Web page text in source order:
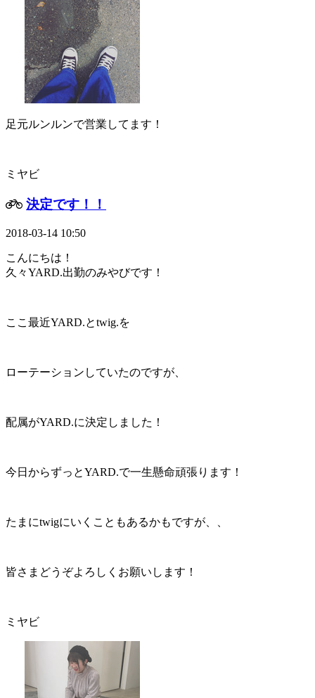
足元ルンルンで営業してます！
ミヤビ
決定です！！
2018-03-14 10:50
こんにちは！
久々YARD.出勤のみやびです！
ここ最近YARD.とtwig.を
ローテーションしていたのですが、
配属がYARD.に決定しました！
今日からずっとYARD.で一生懸命頑張ります！
たまにtwigにいくこともあるかもですが、、
皆さまどうぞよろしくお願いします！
ミヤビ